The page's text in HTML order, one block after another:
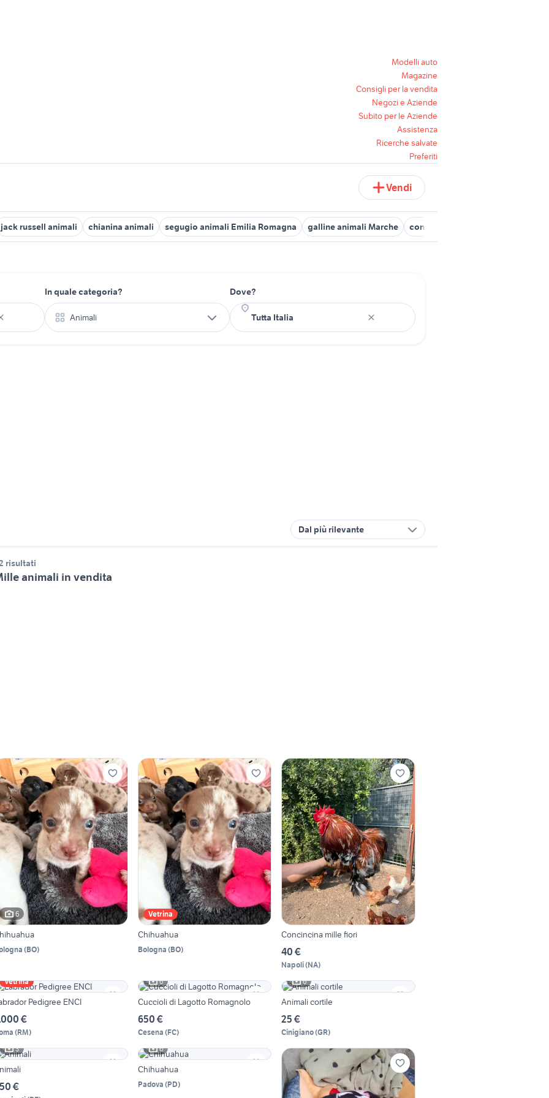
Modelli auto
Magazine
Consigli per la vendita
Negozi e Aziende
Subito per le Aziende
Assistenza
Ricerche salvate
Preferiti
Vendi
jack russell animali chianina animali segugio animali Emilia Romagna galline animali Marche coniglio animali Abruzzo
In quale categoria?
Animali
Dove?
Dal più rilevante
risultati
animali in vendita
6
(BO)
Vetrina
Chihuahua
Bologna (BO)
Concincina mille fiori
40 €
Napoli(NA)
Vetrina
Pedigree ENCI
€
(RM)
6
Cuccioli di Lagotto Romagnolo
650 €
Cesena (FC)
6
Animali cortile
25 €
Cinigiano(GR)
3
€
6
Chihuahua
Padova (PD)